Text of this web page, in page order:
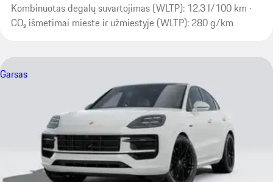
Kombinuotas degalų suvartojimas (WLTP): 12,3 l/100 km ·
CO₂ išmetimai mieste ir užmiestyje (WLTP): 280 g/km
Garsas